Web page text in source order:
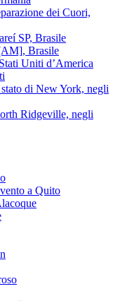
dei Cuori,
SP, Brasile
Brasile
Uniti d’America
di New York, negli
Ridgeville, negli
a Quito